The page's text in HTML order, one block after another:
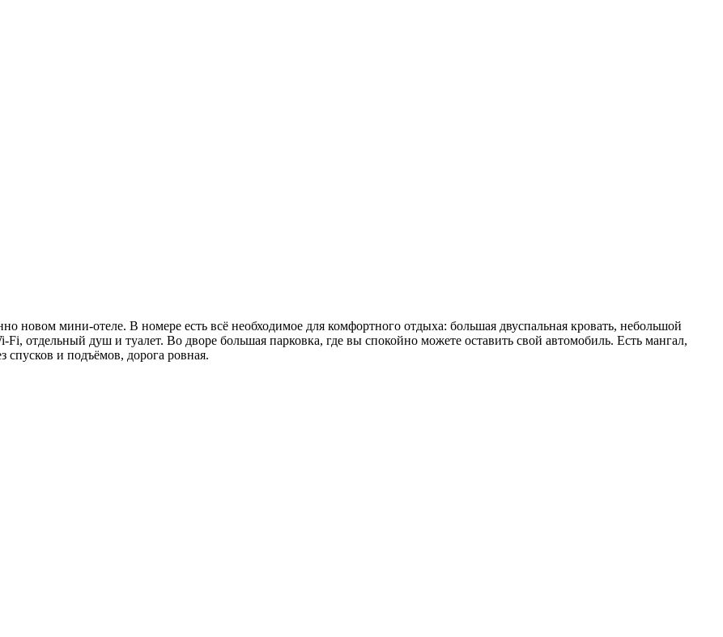
мини-отеле. В номере есть всё необходимое для комфортного отдыха: большая двуспальная кровать, небольшой
отдельный душ и туалет. Во дворе большая парковка, где вы спокойно можете оставить свой автомобиль. Есть мангал,
и подъёмов, дорога ровная.